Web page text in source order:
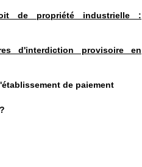
de propriété industrielle :
d'interdiction provisoire en
de paiement